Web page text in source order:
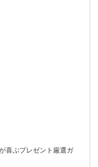
喜ぶプレゼント厳選ガ